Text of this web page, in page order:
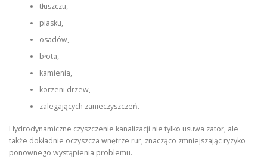
tłuszczu,
piasku,
osadów,
błota,
kamienia,
korzeni drzew,
zalegających zanieczyszczeń.
Hydrodynamiczne czyszczenie kanalizacji nie tylko usuwa zator, ale
także dokładnie oczyszcza wnętrze rur, znacząco zmniejszając ryzyko
ponownego wystąpienia problemu.